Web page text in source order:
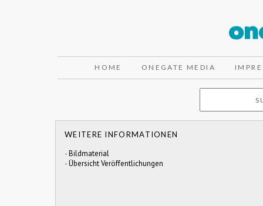
HOME ONEGATE MEDIA
WEITERE INFORMATIONEN
-Bildmaterial
-Übersicht Veröffentlichungen